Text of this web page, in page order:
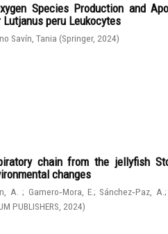
Species Production and
peru Leukocytes
Savín, Tania (Springer, 2024)
chain from the jellyfish
changes
A.; Gamero‑Mora, E.; Sánchez‑Paz, A. ;
PUBLISHERS 2024)